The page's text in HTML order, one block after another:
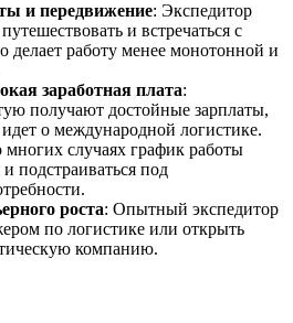
и передвижение: Экспедитор
и встречаться с
работу менее монотонной и
заработная плата:
получают достойные зарплаты,
о международной логистике.
многих случаях график работы
подстраиваться под
роста: Опытный экспедитор
по логистике или открыть
компанию.